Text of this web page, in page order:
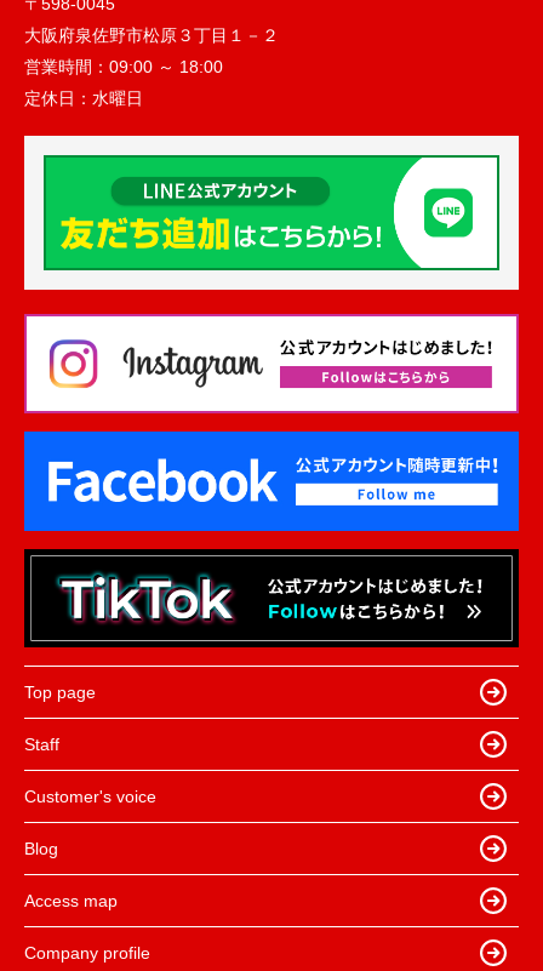
大阪府泉佐野市松原３丁目１－２
営業時間： 09:00 ～ 18:00
定休日： 水曜日
Top page
Staff
Customer's voice
Blog
Access map
Company profile